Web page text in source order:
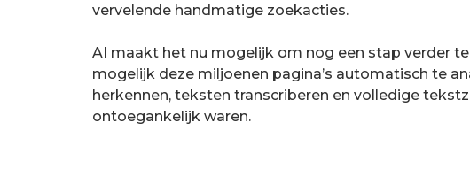
vervelende handmatige zoekacties.
AI maakt het nu mogelijk om nog een stap verder
mogelijk deze miljoenen pagina’s automatisch te
herkennen, teksten transcriberen en volledige
ontoegankelijk waren.